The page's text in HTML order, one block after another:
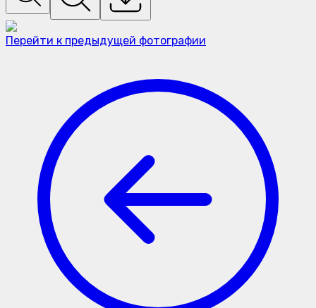
Перейти к предыдущей фотографии